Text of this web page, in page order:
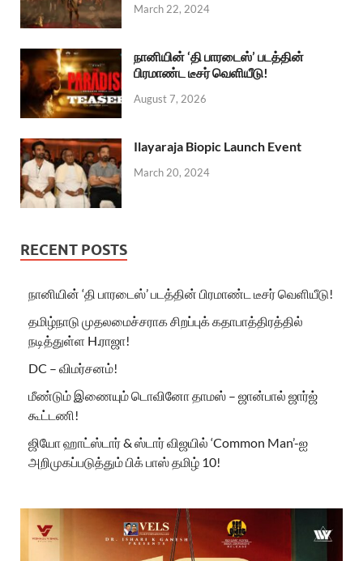
March 22, 2024
நானியின் ‘தி பாரடைஸ்’ படத்தின்
பிரமாண்ட டீசர் வெளியீடு!
August 7, 2026
Ilayaraja Biopic Launch Event
March 20, 2024
RECENT POSTS
நானியின் ‘தி பாரடைஸ்’ படத்தின் பிரமாண்ட டீசர் வெளியீடு!
தமிழ்நாடு முதலமைச்சராக சிறப்புக் கதாபாத்திரத்தில்
நடித்துள்ள H.ராஜா!
DC – விமர்சனம்!
மீண்டும் இணையும் டொவினோ தாமஸ் – ஜான்பால் ஜார்ஜ்
கூட்டணி!
ஜியோ ஹாட்ஸ்டார் & ஸ்டார் விஜயில் ‘Common Man’-ஐ
அறிமுகப்படுத்தும் பிக் பாஸ் தமிழ் 10!